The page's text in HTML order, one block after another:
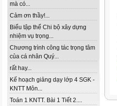
mà có...
Cảm ơn thầy!...
Biểu tập thể Chi bộ xây dựng
nhiệm vụ trọng...
Chương trình công tác trọng tâm
của cá nhân Quý...
rất hay...
Kế hoạch giảng dạy lớp 4 SGK -
KNTT Môn...
Toán 1 KNTT. Bài 1 Tiết 2....